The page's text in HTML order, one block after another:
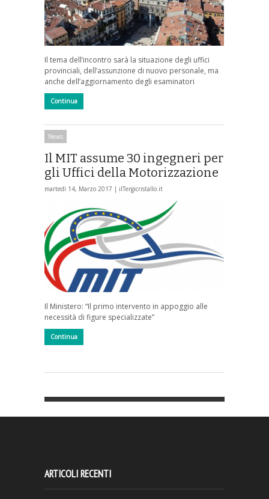
Il tema dell’incontro sarà la situazione degli uffici
provinciali, dell’assunzione di nuovo personale, ma
anche dell’aggiornamento degli esaminatori
Continua
News
Il MIT assume 30 ingegneri per
gli Uffici della Motorizzazione
martedì 14, Marzo 2017 | ilTergicristallo.it
Il Ministero: “Il primo intervento in appoggio alle
necessità di figure specializzate”
Continua
ARTICOLI RECENTI